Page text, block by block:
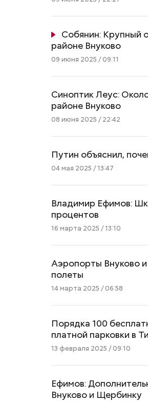
Собянин: Крупный
районе Внуково
09 июня 2025 / 09:11
Синоптик Леус:
районе Внуково
08 июня 2025 / 22:42
Путин объяснил,
04 мая 2025 / 13:47
Владимир Ефимов:
процентов
16 марта 2025 / 13:10
Аэропорты Внуково и
полеты
14 марта 2025 / 06:58
Порядка 100
платной парковки в
13 февраля 2025 / 09:10
Ефимов:
Внуково и Щербинку